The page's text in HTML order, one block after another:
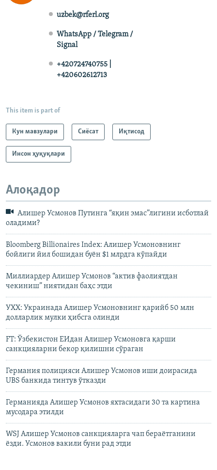
uzbek@rferl.org
WhatsApp / Telegram /
Signal
+420724740755 |
+420602612713
This item is part of
Кун мавзулари Сиёсат Иқтисод
Инсон ҳуқуқлари
Алоқадор
Алишер Усмонов Путинга “яқин эмас”лигини исботлай
оладими?
Bloomberg Billionaires Index: Алишер Усмоновнинг
бойлиги йил бошидан буён $1 млрдга кўпайди
Миллиардер Алишер Усмонов “актив фаолиятдан
чекиниш” ниятидан баҳс этди
УХХ: Украинада Алишер Усмоновнинг қарийб 50 млн
долларлик мулки ҳибсга олинди
FT: Ўзбекистон ЕИдан Алишер Усмоновга қарши
санкцияларни бекор қилишни сўраган
Германия полицияси Алишер Усмонов иши доирасида
UBS банкида тинтув ўтказди
Германияда Алишер Усмонов яхтасидаги 30 та картина
мусодара этилди
WSJ Алишер Усмонов санкцияларга чап бераётганини
ёзди. Усмонов вакили буни рад этди